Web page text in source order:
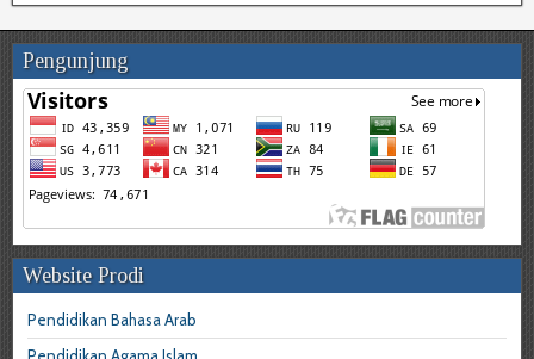
Pengunjung
Website Prodi
Pendidikan Bahasa Arab